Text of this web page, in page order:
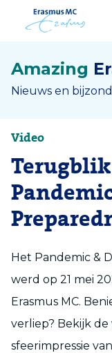
Amazing
Nieuws en
Video
Het Pandemic &
werd op 21 mei
Erasmus MC.
verliep? Bekijk
sfeerimpressie